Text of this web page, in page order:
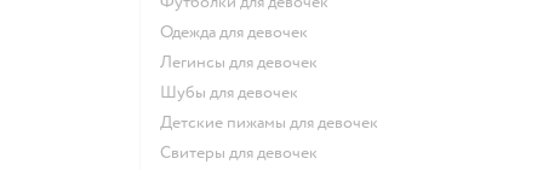
Одежда для девочек
Легинсы для девочек
Шубы для девочек
Детские пижамы для девочек
Свитеры для девочек